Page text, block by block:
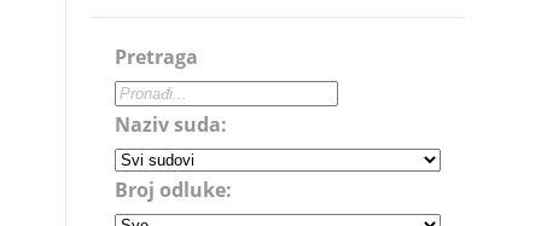
Pretraga
Naziv suda:
Broj odluke: